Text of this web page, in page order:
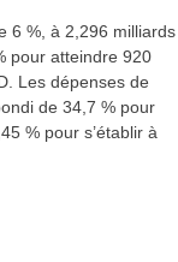
6 %, à 2,296 milliards
pour atteindre 920
Les dépenses de
de 34,7 % pour
% pour s’établir à